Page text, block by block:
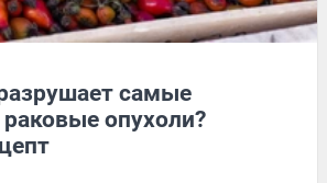
самые
опухоли?